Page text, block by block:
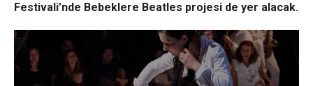
Festivali’nde Bebeklere Beatles projesi de yer alacak.